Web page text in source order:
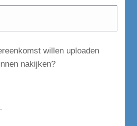
willen uploaden
nakijken?